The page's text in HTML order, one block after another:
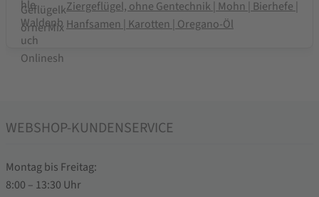
Ziergeflügel, ohne Gentechnik | Mohn | Bierhefe |
Hanfsamen | Karotten | Oregano-Öl
WEBSHOP-KUNDENSERVICE
Montag bis Freitag:
8:00 – 13:30 Uhr